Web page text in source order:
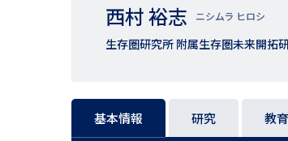
西村 裕志 ニシムラ ヒロシ
生存圏研究所 附属生存圏未来開拓
基本情報 研究 教育